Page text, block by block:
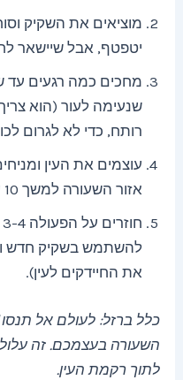
מוציאים את השקיק
יטפטף, אבל שיישאר
מחכים כמה רגעים
שנעימה לעור (הוא
רותח, כדי לא לגרום
עוצמים את העין
אזור השעורה למשך 10 עד 15 דקות.
להשתמש בשקיק חדש
את החיידקים לעין).
כלל ברזל: לעולם אל
השעורה בעצמכם. זה
לתוך רקמת העין.